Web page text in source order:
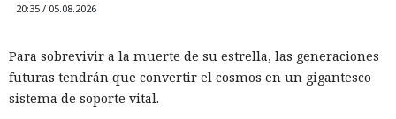
Una prohibición formal no siempre implica una salida real
del mercado, y una investigación del comité especial de la
20:35 / 05.08.2026
Para sobrevivir a la muerte de su estrella, las generaciones
futuras tendrán que convertir el cosmos en un gigantesco
sistema de soporte vital.